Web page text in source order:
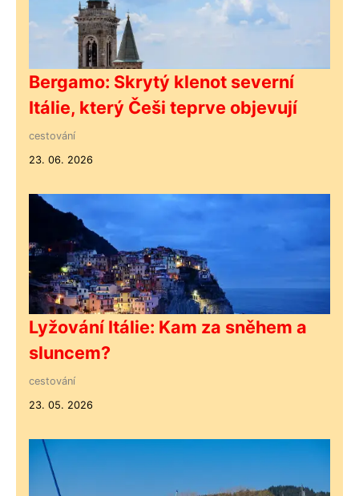
Bergamo: Skrytý klenot severní
Itálie, který Češi teprve objevují
cestování
23. 06. 2026
Lyžování Itálie: Kam za sněhem a
sluncem?
cestování
23. 05. 2026